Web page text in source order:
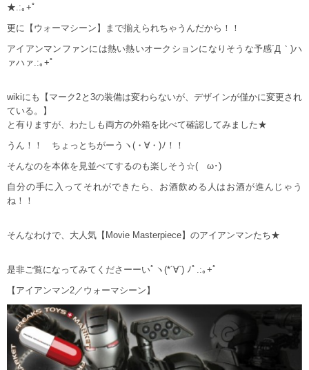
★.:｡+ﾟ
更に【ウォーマシーン】まで揃えられちゃうんだから！！
アイアンマンファンには熱い熱いオークションになりそうな予感´Д｀)ハ
ァハァ.:｡+ﾟ
wikiにも【マーク2と3の装備は変わらないが、デザインが僅かに変更され
ている。】
と有りますが、わたしも両方の外箱を比べて確認してみました★
うん！！ ちょっとちがーうヽ(・∀・)ﾉ！！
そんなのを本体を見並べてするのも楽しそう☆(ゝω･)
自分の手に入ってそれができたら、お酒飲める人はお酒が進んじゃう
ね！！
そんなわけで、大人気【Movie Masterpiece】のアイアンマンたち★
是非ご覧になってみてくださーーいﾟヽ(*´∀`) ﾉﾟ.:｡+ﾟ
【アイアンマン2／ウォーマシーン】